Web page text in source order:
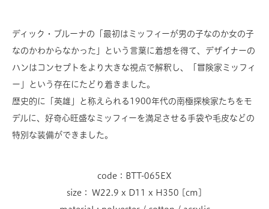
ディック・ブルーナの「最初はミッフィーが男の子なのか女の子
なのかわからなかった」という言葉に着想を得て、デザイナーの
ハンはコンセプトをより大きな視点で解釈し、「冒険家ミッフィ
ー」という存在にたどり着きました。
歴史的に「英雄」と称えられる1900年代の南極探検家たちをモ
デルに、好奇心旺盛なミッフィーを満足させる手袋や毛皮などの
特別な装備ができました。
code：BTT-065EX
size： W22.9 x D11 x H350 [cm]